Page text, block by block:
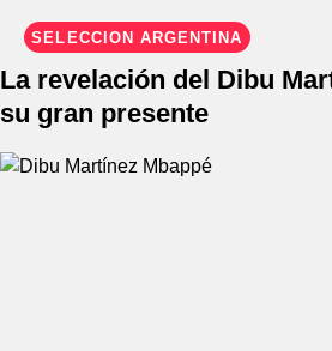
SELECCIÓN ARGENTINA
La revelación del Dibu
su gran presente